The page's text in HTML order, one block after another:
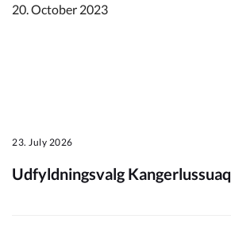
Politik
Kommuneplanen
20. October 2023
23. July 2026
Udfyldningsvalg Kangerlussuaq